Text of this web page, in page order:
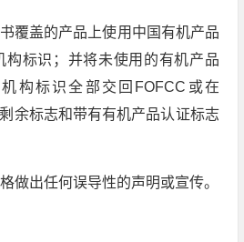
覆盖的产品上使用中国有机产品
构标识；并将未使用的有机产品
构标识全部交回FOFCC或在
余标志和带有有机产品认证标志
做出任何误导性的声明或宣传。